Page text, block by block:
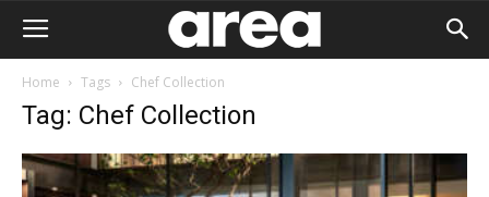
Home Tags Chef Collection
Tag: Chef Collection